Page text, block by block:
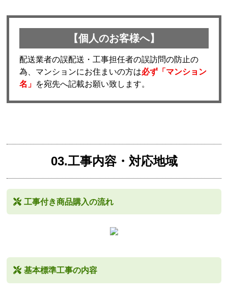
【個人のお客様へ】
配送業者の誤配送・工事担任者の誤訪問の防止の
為、マンションにお住まいの方は必ず「マンション
名」 を宛先へ記載お願い致します。
03.工事内容・対応地域
工事付き商品購入の流れ
基本標準工事の内容